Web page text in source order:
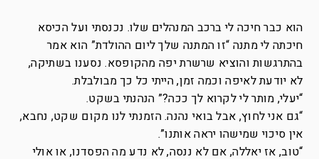
הוא כבר חיכה לי ברכב המנהלים שלו. נכנסתי ועל הכיסא
חיכתה לי מתנה “זו המתנה שלך ליום ההולדת” הוא אמר
בהתרגשות והוציא שרשרת יפה מהקופסא. נסענו בשתיקה,
לא יודעת לאיפה וכמה זמן, הייתי כל כך מבולבלת.
“יעלי, מותר לי לקרוא לך ככה?” הנהנתי בשקט.
“גם אני לחוץ, אבל בואי נהנה. הזמנתי לנו מקום שקט, נחבא,
אין סיכוי שמישהו יראה אותנו”.
“טוב, אז יאללה, אם לא ננסה, לא נדע מה הפסדנו, או אולי